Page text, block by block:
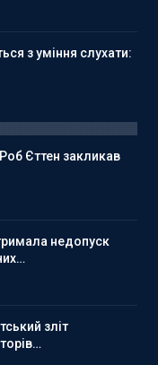
з уміння слухати:
Єттен закликав
недопуск
зліт